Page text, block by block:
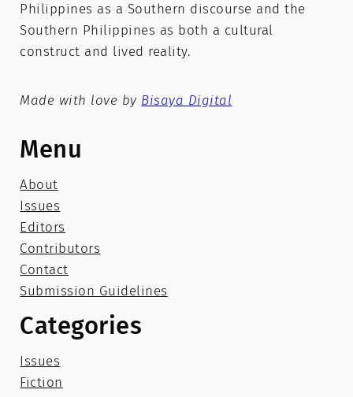
Philippines as a Southern discourse and the
Southern Philippines as both a cultural
construct and lived reality.
Made with love by Bisaya Digital
Menu
About
Issues
Editors
Contributors
Contact
Submission Guidelines
Categories
Issues
Fiction